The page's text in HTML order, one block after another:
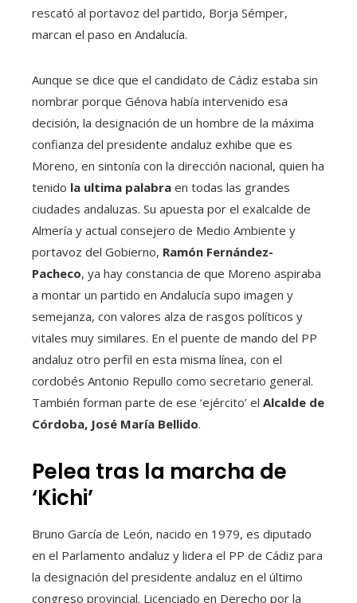
rescató al portavoz del partido, Borja Sémper,
marcan el paso en Andalucía.
Aunque se dice que el candidato de Cádiz estaba sin
nombrar porque Génova había intervenido esa
decisión, la designación de un hombre de la máxima
confianza del presidente andaluz exhibe que es
Moreno, en sintonía con la dirección nacional, quien ha
tenido la ultima palabra en todas las grandes
ciudades andaluzas. Su apuesta por el exalcalde de
Almería y actual consejero de Medio Ambiente y
portavoz del Gobierno, Ramón Fernández-
Pacheco, ya hay constancia de que Moreno aspiraba
a montar un partido en Andalucía supo imagen y
semejanza, con valores alza de rasgos políticos y
vitales muy similares. En el puente de mando del PP
andaluz otro perfil en esta misma línea, con el
cordobés Antonio Repullo como secretario general.
También forman parte de ese ‘ejército’ el Alcalde de
Córdoba, José María Bellido.
Pelea tras la marcha de
‘Kichi’
Bruno García de León, nacido en 1979, es diputado
en el Parlamento andaluz y lidera el PP de Cádiz para
la designación del presidente andaluz en el último
congreso provincial. Licenciado en Derecho por la